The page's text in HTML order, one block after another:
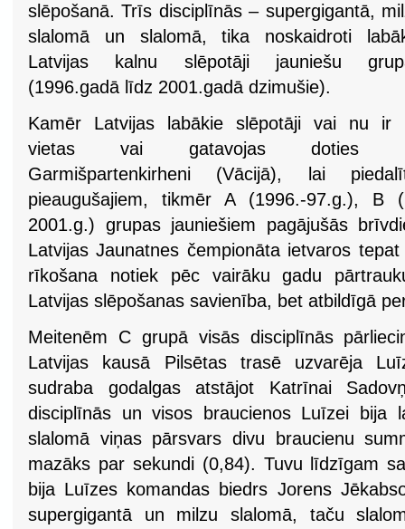
slēpošanā. Trīs disciplīnās – supergigantā,
slalomā un slalomā, tika noskaidroti
Latvijas kalnu slēpotāji jauniešu
(1996.gadā līdz 2001.gadā dzimušie).
Kamēr Latvijas labākie slēpotāji vai nu ir
vietas vai gatavojas doties
Garmišpartenkirheni (Vācijā), lai
pieaugušajiem, tikmēr A (1996.-97.g.), B
2001.g.) grupas jauniešiem pagājušās
Latvijas Jaunatnes čempionāta ietvaros
rīkošana notiek pēc vairāku gadu
Latvijas slēpošanas savienība, bet atbildīgā
Meitenēm C grupā visās disciplīnās
Latvijas kausā Pilsētas trasē uzvarēja
sudraba godalgas atstājot Katrīnai
disciplīnās un visos braucienos Luīzei bija
slalomā viņas pārsvars divu braucienu
mazāks par sekundi (0,84). Tuvu līdzīgam
bija Luīzes komandas biedrs Jorens
supergigantā un milzu slalomā, taču